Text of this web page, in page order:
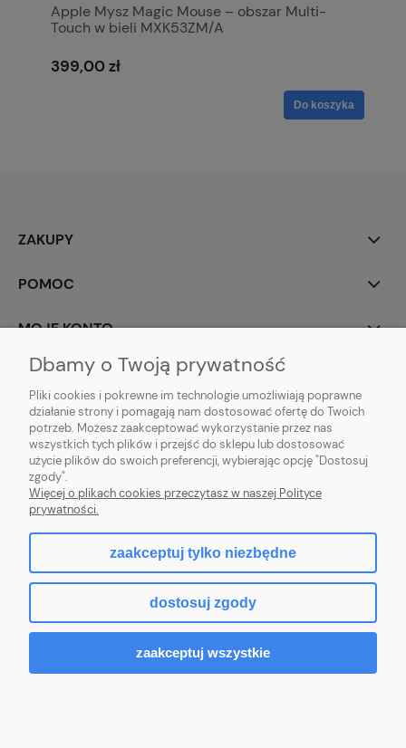
Apple Mysz Magic Mouse – obszar Multi-
Touch w bieli MXK53ZM/A
399,00 zł
Do koszyka
ZAKUPY
POMOC
MOJE KONTO
INFORMACJE
Sklep internetowy Shoper.pl
Dbamy o Twoją prywatność
Pliki cookies i pokrewne im technologie umożliwiają poprawne
działanie strony i pomagają nam dostosować ofertę do Twoich
potrzeb. Możesz zaakceptować wykorzystanie przez nas
wszystkich tych plików i przejść do sklepu lub dostosować
użycie plików do swoich preferencji, wybierając opcję "Dostosuj
zgody".
Więcej o plikach cookies przeczytasz w naszej Polityce
prywatności.
zaakceptuj tylko niezbędne
dostosuj zgody
zaakceptuj wszystkie